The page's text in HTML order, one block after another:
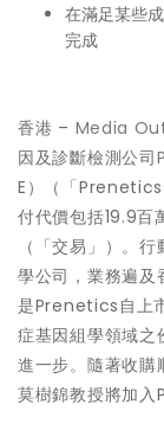
在滿足某些
完成
香港 – Media
因及診斷檢測公司
E）（「Prenetics
付代價包括19.9
（「交易」）。
學公司，業務遍及
是Prenetics自上
症基因組學領域之
進一步。隨著收購
莫樹錦教授將加入